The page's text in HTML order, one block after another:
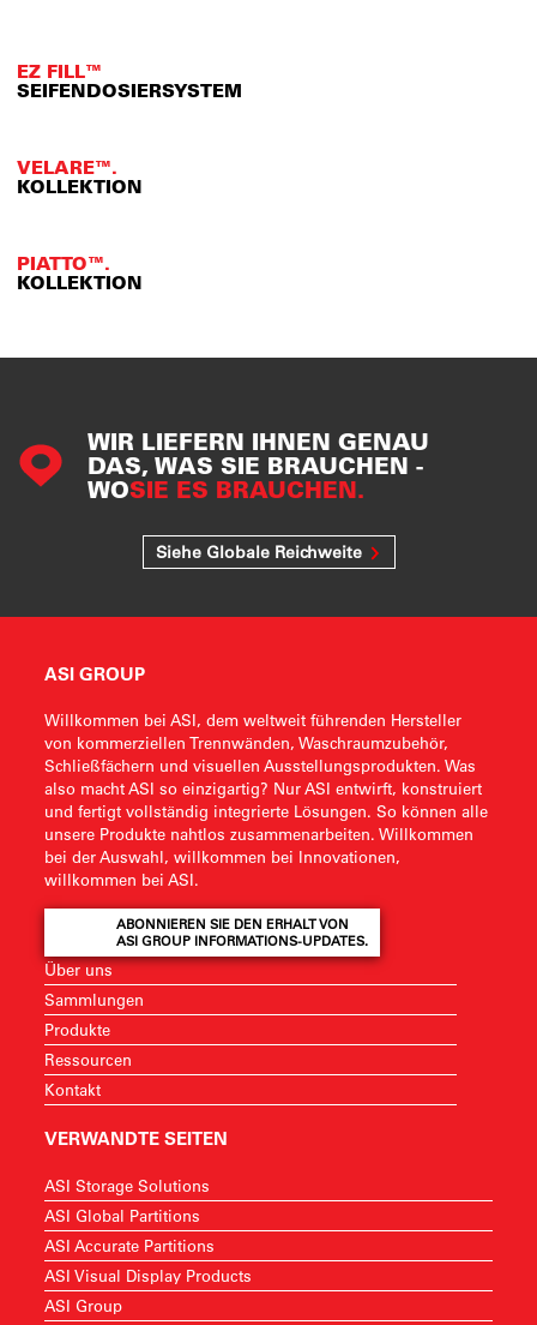
EZ FILL™
SEIFENDOSIERSYSTEM
VELARE™.
KOLLEKTION
PIATTO™.
KOLLEKTION
WIR LIEFERN IHNEN GENAU
DAS, WAS SIE BRAUCHEN -
WOSIE ES BRAUCHEN.
Siehe Globale Reichweite
ASI GROUP
Willkommen bei ASI, dem weltweit führenden Hersteller
von kommerziellen Trennwänden, Waschraumzubehör,
Schließfächern und visuellen Ausstellungsprodukten. Was
also macht ASI so einzigartig? Nur ASI entwirft, konstruiert
und fertigt vollständig integrierte Lösungen. So können alle
unsere Produkte nahtlos zusammenarbeiten. Willkommen
bei der Auswahl, willkommen bei Innovationen,
willkommen bei ASI.
ABONNIEREN SIE DEN ERHALT VON
ASI GROUP INFORMATIONS-UPDATES.
Über uns
Sammlungen
Produkte
Ressourcen
Kontakt
VERWANDTE SEITEN
ASI Storage Solutions
ASI Global Partitions
ASI Accurate Partitions
ASI Visual Display Products
ASI Group